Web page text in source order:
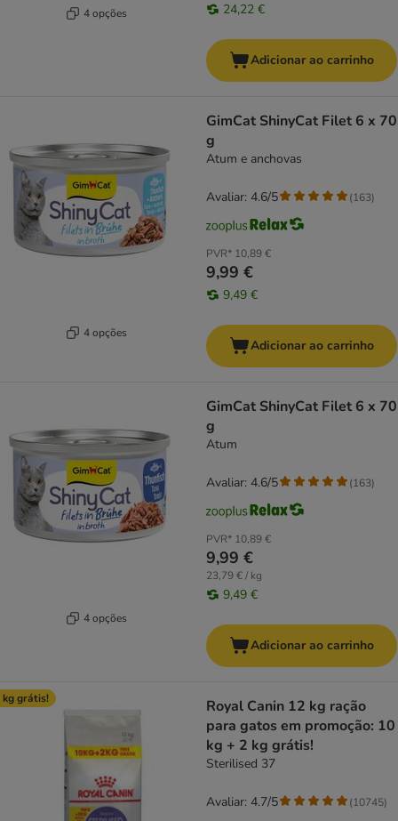
4 opções 24,22 €
Adicionar ao carrinho
4 opções
GimCat ShinyCat Filet 6 x 70
g
Atum e anchovas
PVR* 10,89 €
9,99 €
9,49 €
Avaliar: 4.6/5 (163)
Adicionar ao carrinho
4 opções
GimCat ShinyCat Filet 6 x 70
g
Atum
PVR* 10,89 €
9,99 €
23,79 € / kg
9,49 €
Avaliar: 4.6/5 (163)
Adicionar ao carrinho
kg grátis!
Royal Canin 12 kg ração
para gatos em promoção: 10
kg + 2 kg grátis!
Sterilised 37
Avaliar: 4.7/5 (10745)